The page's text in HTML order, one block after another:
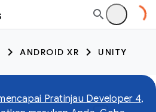
ANDROID XR UNITY
Pratinjau Developer 4,